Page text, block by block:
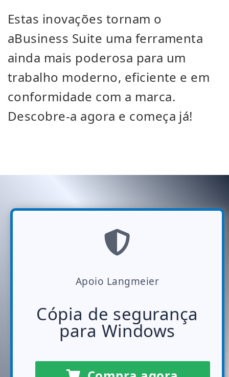
Estas inovações tornam o
aBusiness Suite uma ferramenta
ainda mais poderosa para um
trabalho moderno, eficiente e em
conformidade com a marca.
Descobre-a agora e começa já!
Apoio Langmeier
Cópia de segurança
para Windows